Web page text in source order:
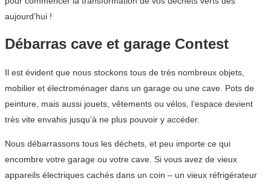
aujourd’hui !
Débarras cave et garage Contest
Il est évident que nous stockons tous de très nombreux objets,
mobilier et électroménager dans un garage ou une cave. Pots de
peinture, mais aussi jouets, vêtements ou vélos, l’espace devient
très vite envahis jusqu’à ne plus pouvoir y accéder.
Nous débarrassons tous les déchets, et peu importe ce qui
encombre votre garage ou votre cave. Si vous avez de vieux
appareils électriques cachés dans un coin – un vieux réfrigérateur